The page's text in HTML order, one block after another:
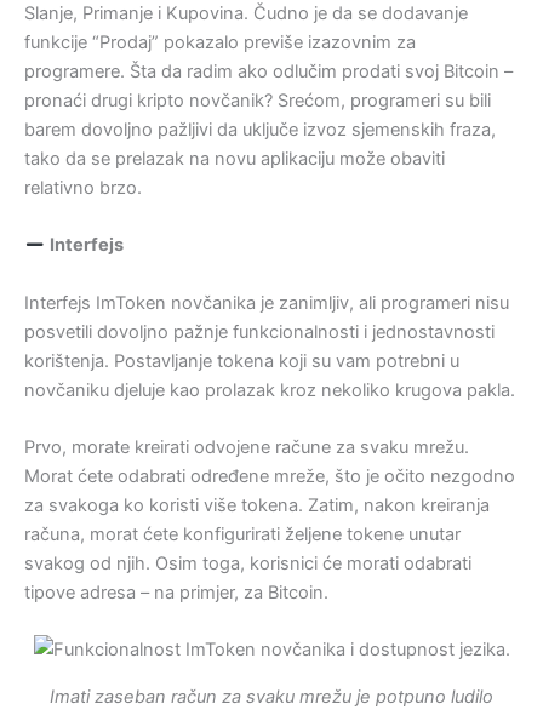
Slanje, Primanje i Kupovina. Čudno je da se dodavanje
funkcije “Prodaj” pokazalo previše izazovnim za
programere. Šta da radim ako odlučim prodati svoj Bitcoin –
pronaći drugi kripto novčanik? Srećom, programeri su bili
barem dovoljno pažljivi da uključe izvoz sjemenskih fraza,
tako da se prelazak na novu aplikaciju može obaviti
relativno brzo.
Interfejs
Interfejs ImToken novčanika je zanimljiv, ali programeri nisu
posvetili dovoljno pažnje funkcionalnosti i jednostavnosti
korištenja. Postavljanje tokena koji su vam potrebni u
novčaniku djeluje kao prolazak kroz nekoliko krugova pakla.
Prvo, morate kreirati odvojene račune za svaku mrežu.
Morat ćete odabrati određene mreže, što je očito nezgodno
za svakoga ko koristi više tokena. Zatim, nakon kreiranja
računa, morat ćete konfigurirati željene tokene unutar
svakog od njih. Osim toga, korisnici će morati odabrati
tipove adresa – na primjer, za Bitcoin.
Imati zaseban račun za svaku mrežu je potpuno ludilo